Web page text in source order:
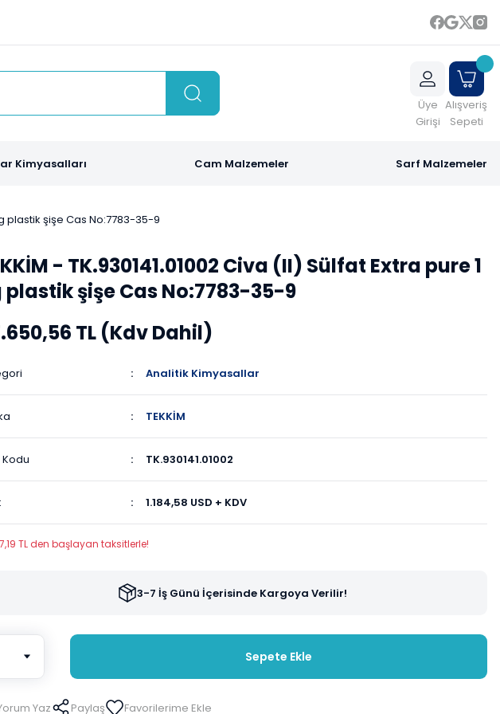
Üye
Girişi
Alışveriş
Sepeti
Kimyasalları Cam Malzemeler Sarf Malzemeler
plastik şişe Cas No:7783-35-9
- TK.930141.01002 Civa (II) Sülfat Extra pure 1
plastik şişe Cas No:7783-35-9
TL (Kdv Dahil)
Analitik Kimyasallar
TEKKİM
Kodu TK.930141.01002
1.184,58 USD + KDV
TL den başlayan taksitlerle!
3-7 İş Günü İçerisinde Kargoya Verilir!
Sepete Ekle
Yaz Paylaş